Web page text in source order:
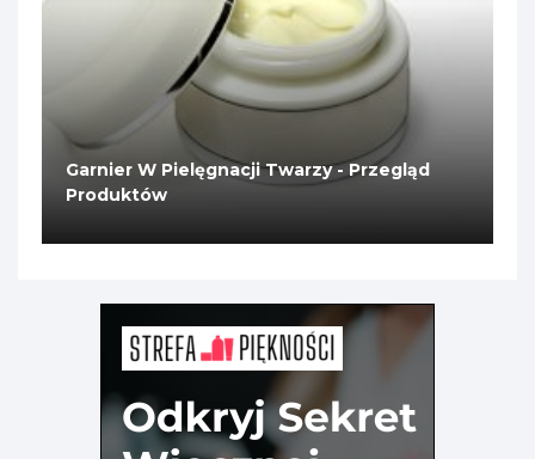
Garnier W Pielęgnacji Twarzy - Przegląd
Produktów